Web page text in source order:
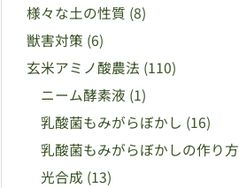
様々な土の性質 (8)
獣害対策 (6)
玄米アミノ酸農法 (110)
ニーム酵素液 (1)
乳酸菌もみがらぼかし (16)
乳酸菌もみがらぼかしの作り方
光合成 (13)